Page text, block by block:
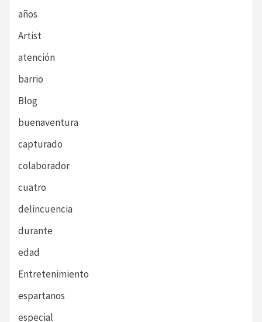
años
Artist
atención
barrio
Blog
buenaventura
capturado
colaborador
cuatro
delincuencia
durante
edad
Entretenimiento
espartanos
especial